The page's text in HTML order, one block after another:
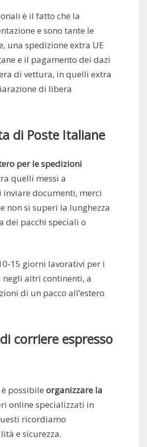
è il fatto che la
e sono tante le
una spedizione extra UE
e il pagamento dei dazi
di vettura, in quelli extra
di libera
di Poste Italiane
per le spedizioni
quelli messi a
inviare documenti, merci
non si superi la lunghezza
dei pacchi speciali o
15 giorni lavorativi per i
negli altri continenti, a
di un pacco all’estero
corriere espresso
è possibile organizzare la
online specializzati in
ricordiamo
e sicurezza.